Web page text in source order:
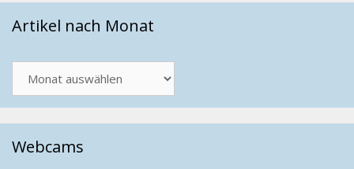
Artikel nach Monat
nach
Monat
Webcams